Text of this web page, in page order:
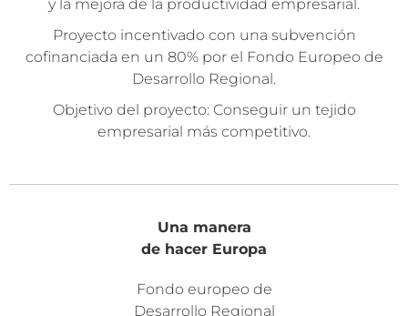
y la mejora de la productividad empresarial.
Proyecto incentivado con una subvención
cofinanciada en un 80% por el Fondo Europeo de
Desarrollo Regional.
Objetivo del proyecto: Conseguir un tejido
empresarial más competitivo.
Una manera
de hacer Europa
Fondo europeo de
Desarrollo Regional